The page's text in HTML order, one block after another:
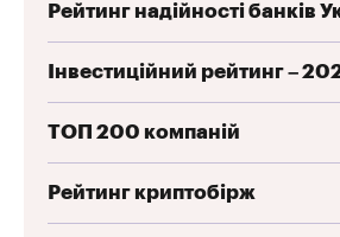
Рейтинг надійності банків
Інвестиційний рейтинг –
ТОП 200 компаній
Рейтинг криптобірж